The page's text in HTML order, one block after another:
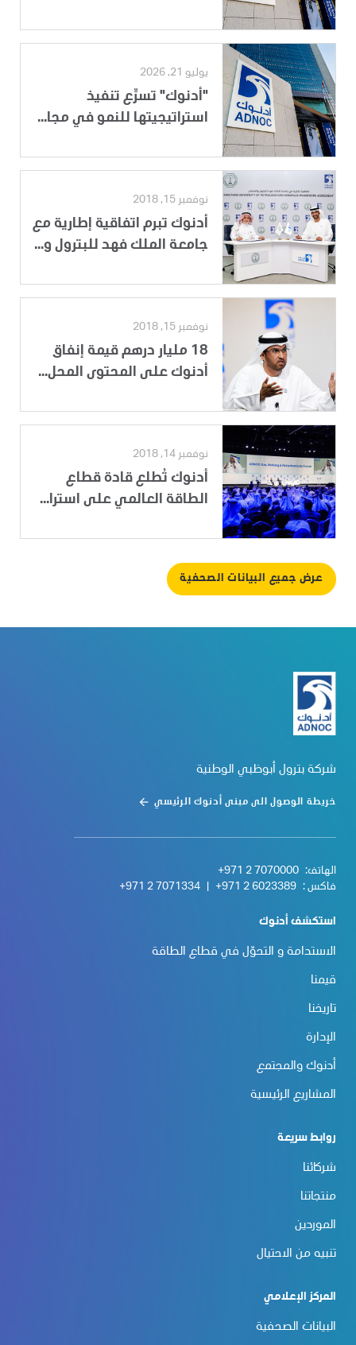
يوليو 21, 2026
"أدنوك" تسرِّع تنفيذ
استراتيجيتها للنمو في مجا...
نوفمبر 15, 2018
أدنوك تبرم اتفاقية إطارية مع
جامعة الملك فهد للبترول و...
نوفمبر 15, 2018
18 مليار درهم قيمة إنفاق
أدنوك على المحتوى المحل...
نوفمبر 14, 2018
أدنوك تُطلع قادة قطاع
الطاقة العالمي على استرا...
عرض جميع البيانات الصحفية
شركة بترول أبوظبي الوطنية
خريطة الوصول الى مبنى أدنوك الرئيسي
الهاتف: +971 2 7070000
فاكس : +971 2 6023389
+971 2 7071334
استكشف أدنوك
الاستدامة و التحوّل في قطاع الطاقة
قيمنا
تاريخنا
الإدارة
أدنوك والمجتمع
المشاريع الرئيسية
روابط سريعة
شركائنا
منتجاتنا
الموردين
تنبيه من الاحتيال
المركز الإعلامي
البيانات الصحفية